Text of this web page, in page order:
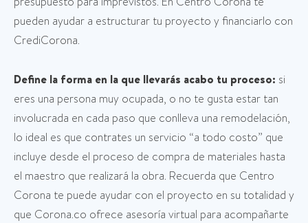
pueden ayudar a estructurar tu proyecto y financiarlo con
CrediCorona.
Define la forma en la que llevarás acabo tu proceso: si
eres una persona muy ocupada, o no te gusta estar tan
involucrada en cada paso que conlleva una remodelación,
lo ideal es que contrates un servicio “a todo costo” que
incluye desde el proceso de compra de materiales hasta
el maestro que realizará la obra. Recuerda que Centro
Corona te puede ayudar con el proyecto en su totalidad y
que Corona.co ofrece asesoría virtual para acompañarte